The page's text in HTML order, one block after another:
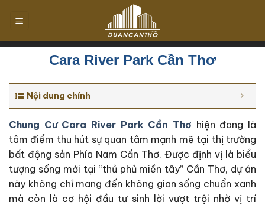
đến
dung
Cara River Park Cần Thơ
Nội dung chính
Chung Cư Cara River Park Cần Thơ hiện đang là
tâm điểm thu hút sự quan tâm mạnh mẽ tại thị trường
bất động sản Phía Nam Cần Thơ. Được định vị là biểu
tượng sống mới tại “thủ phủ miền tây” Cần Thơ, dự án
này không chỉ mang đến không gian sống chuẩn xanh
mà còn là cơ hội đầu tư sinh lời vượt trội nhờ vị trí